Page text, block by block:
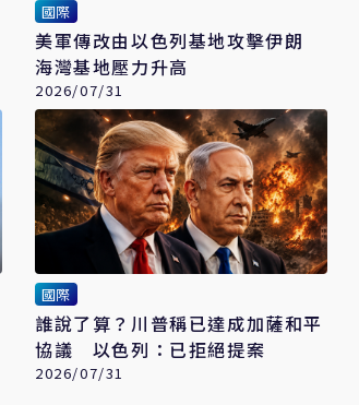
國際
美軍傳改由以色列基地攻擊伊朗
海灣基地壓力升高
2026/07/31
國際
誰說了算？川普稱已達成加薩和平
協議 以色列：已拒絕提案
2026/07/31